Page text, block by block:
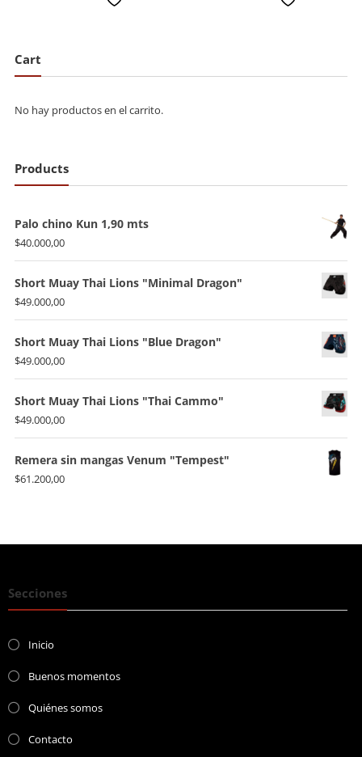
Cart
No hay productos en el carrito.
Products
Palo chino Kun 1,90 mts
$40.000,00
Short Muay Thai Lions "Minimal Dragon"
$49.000,00
Short Muay Thai Lions "Blue Dragon"
$49.000,00
Short Muay Thai Lions "Thai Cammo"
$49.000,00
Remera sin mangas Venum "Tempest"
$61.200,00
Secciones
Inicio
Buenos momentos
Quiénes somos
Contacto